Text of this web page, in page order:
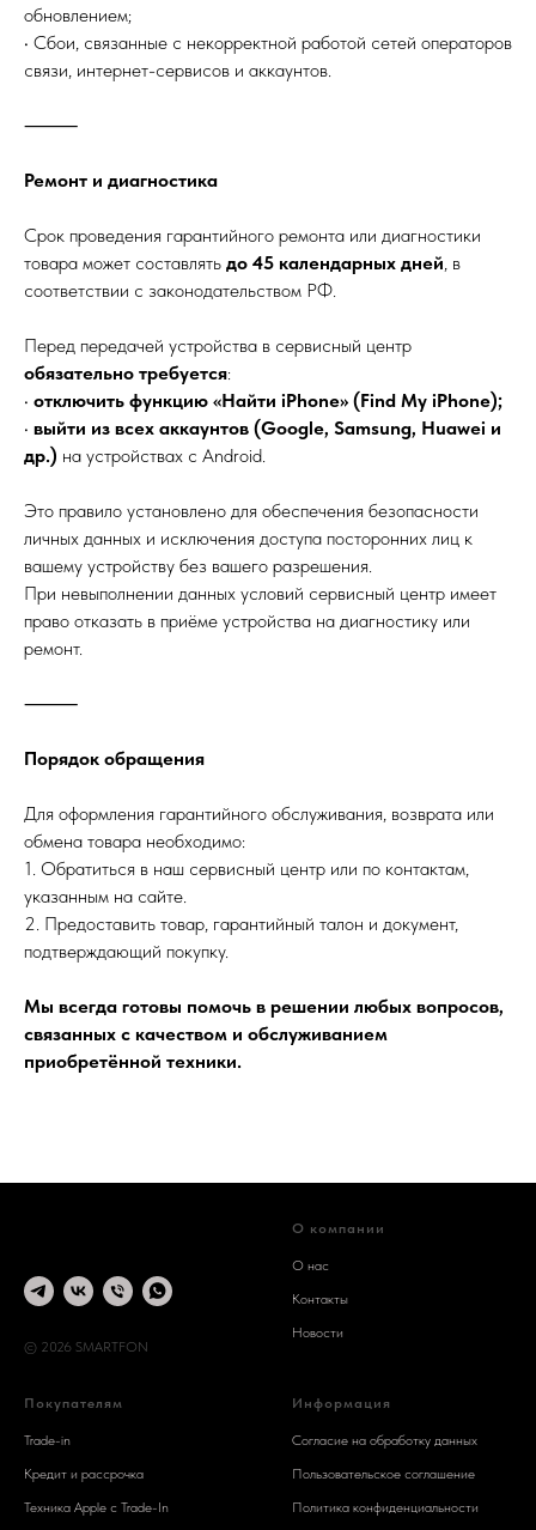
обновлением;
• Сбои, связанные с некорректной работой сетей операторов
связи, интернет-сервисов и аккаунтов.
⸻
Ремонт и диагностика
Срок проведения гарантийного ремонта или диагностики
товара может составлять до 45 календарных дней, в
соответствии с законодательством РФ.
Перед передачей устройства в сервисный центр
обязательно требуется:
• отключить функцию «Найти iPhone» (Find My iPhone);
• выйти из всех аккаунтов (Google, Samsung, Huawei и
др.) на устройствах с Android.
Это правило установлено для обеспечения безопасности
личных данных и исключения доступа посторонних лиц к
вашему устройству без вашего разрешения.
При невыполнении данных условий сервисный центр имеет
право отказать в приёме устройства на диагностику или
ремонт.
⸻
Порядок обращения
Для оформления гарантийного обслуживания, возврата или
обмена товара необходимо:
1. Обратиться в наш сервисный центр или по контактам,
указанным на сайте.
2. Предоставить товар, гарантийный талон и документ,
подтверждающий покупку.
Мы всегда готовы помочь в решении любых вопросов,
связанных с качеством и обслуживанием
приобретённой техники.
© 2026 SMARTFON
О компании
О нас
Контакты
Новости
Покупателям
Trade-in
Кредит и рассрочка
Техника Apple c Trade-In
Информация
Согласие на обработку данных
Пользовательское соглашение
Политика конфиденциальности